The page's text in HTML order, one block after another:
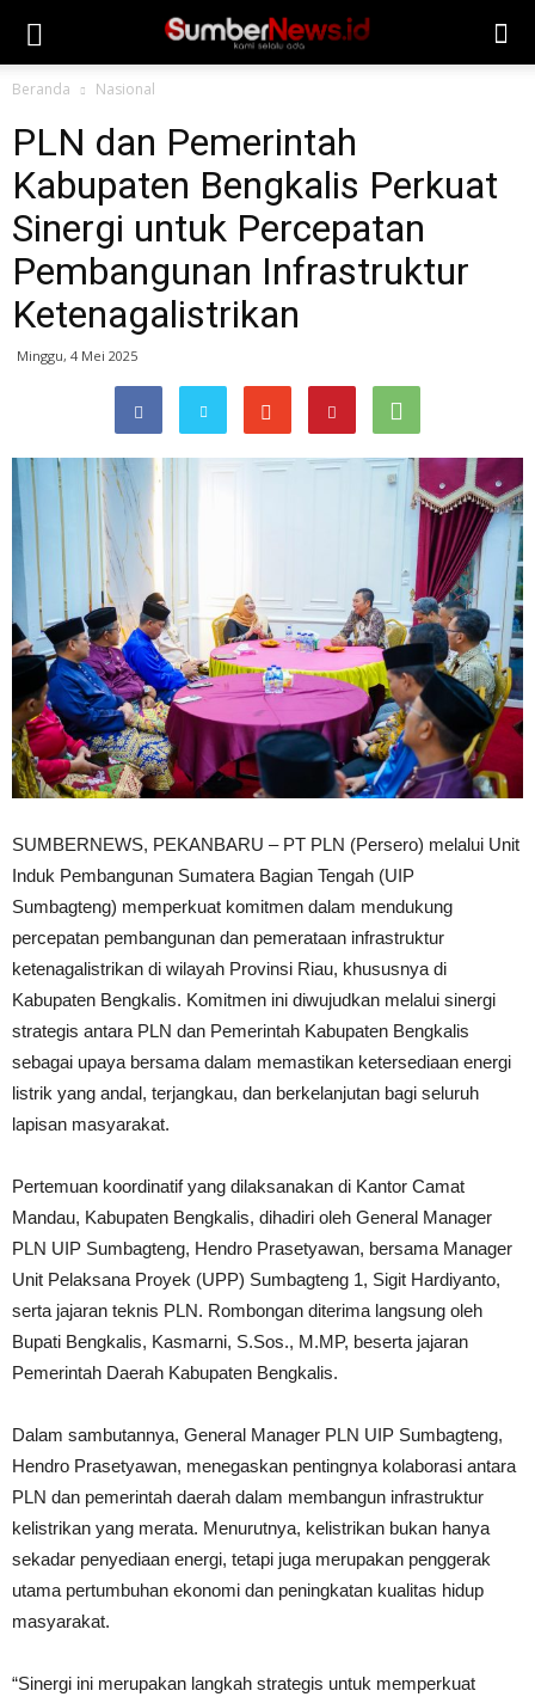
Beranda Nasional
PLN dan Pemerintah
Kabupaten Bengkalis Perkuat
Sinergi untuk Percepatan
Pembangunan Infrastruktur
Ketenagalistrikan
Minggu, 4 Mei 2025
SUMBERNEWS, PEKANBARU – PT PLN (Persero) melalui Unit
Induk Pembangunan Sumatera Bagian Tengah (UIP
Sumbagteng) memperkuat komitmen dalam mendukung
percepatan pembangunan dan pemerataan infrastruktur
ketenagalistrikan di wilayah Provinsi Riau, khususnya di
Kabupaten Bengkalis. Komitmen ini diwujudkan melalui sinergi
strategis antara PLN dan Pemerintah Kabupaten Bengkalis
sebagai upaya bersama dalam memastikan ketersediaan energi
listrik yang andal, terjangkau, dan berkelanjutan bagi seluruh
lapisan masyarakat.
Pertemuan koordinatif yang dilaksanakan di Kantor Camat
Mandau, Kabupaten Bengkalis, dihadiri oleh General Manager
PLN UIP Sumbagteng, Hendro Prasetyawan, bersama Manager
Unit Pelaksana Proyek (UPP) Sumbagteng 1, Sigit Hardiyanto,
serta jajaran teknis PLN. Rombongan diterima langsung oleh
Bupati Bengkalis, Kasmarni, S.Sos., M.MP, beserta jajaran
Pemerintah Daerah Kabupaten Bengkalis.
Dalam sambutannya, General Manager PLN UIP Sumbagteng,
Hendro Prasetyawan, menegaskan pentingnya kolaborasi antara
PLN dan pemerintah daerah dalam membangun infrastruktur
kelistrikan yang merata. Menurutnya, kelistrikan bukan hanya
sekadar penyediaan energi, tetapi juga merupakan penggerak
utama pertumbuhan ekonomi dan peningkatan kualitas hidup
masyarakat.
“Sinergi ini merupakan langkah strategis untuk memperkuat